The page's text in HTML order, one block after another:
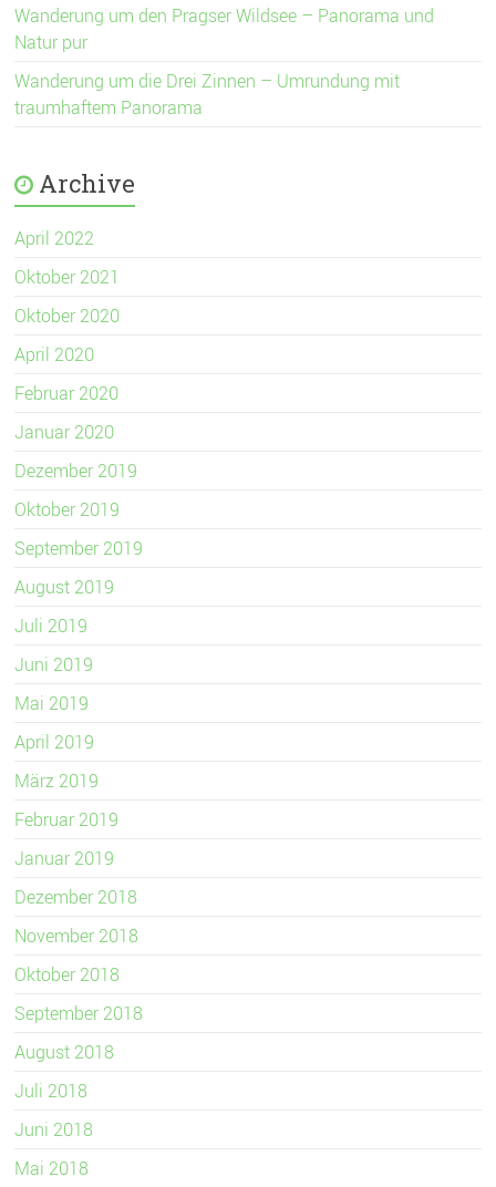
Wanderung um den Pragser Wildsee – Panorama und
Natur pur
Wanderung um die Drei Zinnen – Umrundung mit
traumhaftem Panorama
Archive
April 2022
Oktober 2021
Oktober 2020
April 2020
Februar 2020
Januar 2020
Dezember 2019
Oktober 2019
September 2019
August 2019
Juli 2019
Juni 2019
Mai 2019
April 2019
März 2019
Februar 2019
Januar 2019
Dezember 2018
November 2018
Oktober 2018
September 2018
August 2018
Juli 2018
Juni 2018
Mai 2018